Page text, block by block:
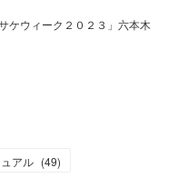
ケウィーク２０２３」六本木
アル (49)